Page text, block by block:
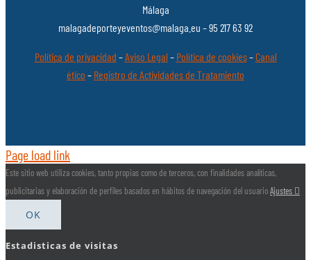
Málaga
malagadeporteyeventos@malaga.eu – 95 217 63 92
Política de privacidad –Aviso Legal – Política de cookies–Canal
ético – Registro de Actividades de Tratamiento
Page load link
Este sitio web utiliza cookies, tanto propias como de terceros, con finalidades analíticas,
publicitarias y elaboración de perfiles basados en hábitos de navegación del usuarioAjustes
OK
Estadisticas de visitas